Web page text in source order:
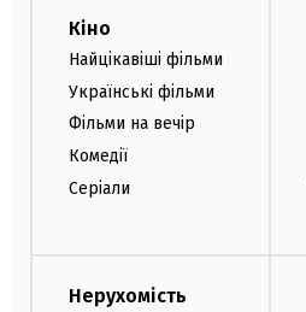
Кіно
Найцікавіші фільми
Українські фільми
Фільми на вечір
Комедії
Серіали
Нерухомість